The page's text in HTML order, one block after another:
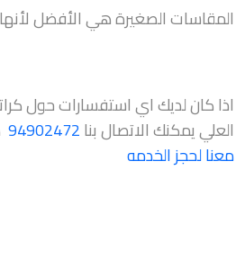
المقاسات الصغيرة هي الأفضل
اذا كان لديك اي استفسارات حول
العلي يمكنك الاتصال بنا94902472
معنا لحجز الخدمه